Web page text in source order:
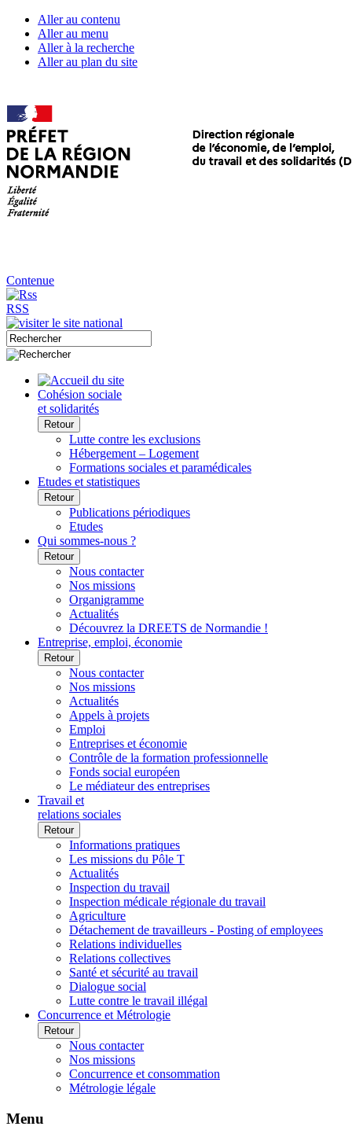
Aller au contenu
Aller au menu
Aller à la recherche
Aller au plan du site
Contenue
RSS
Cohésion sociale
et solidarités
Retour
Lutte contre les exclusions
Hébergement – Logement
Formations sociales et paramédicales
Etudes et statistiques
Retour
Publications périodiques
Etudes
Qui sommes-nous ?
Retour
Nous contacter
Nos missions
Organigramme
Actualités
Découvrez la DREETS de Normandie !
Entreprise, emploi, économie
Retour
Nous contacter
Nos missions
Actualités
Appels à projets
Emploi
Entreprises et économie
Contrôle de la formation professionnelle
Fonds social européen
Le médiateur des entreprises
Travail et
relations sociales
Retour
Informations pratiques
Les missions du Pôle T
Actualités
Inspection du travail
Inspection médicale régionale du travail
Agriculture
Détachement de travailleurs - Posting of employees
Relations individuelles
Relations collectives
Santé et sécurité au travail
Dialogue social
Lutte contre le travail illégal
Concurrence et Métrologie
Retour
Nous contacter
Nos missions
Concurrence et consommation
Métrologie légale
Menu